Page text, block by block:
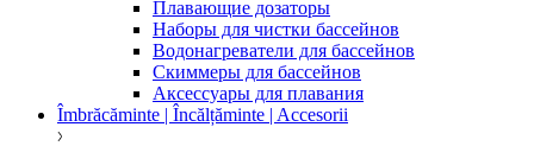
Плавающие дозаторы
Наборы для чистки бассейнов
Водонагреватели для бассейнов
Скиммеры для бассейнов
Аксессуары для плавания
Îmbrăcăminte | Încălțăminte | Accesorii